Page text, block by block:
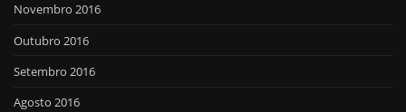
Novembro 2016
Outubro 2016
Setembro 2016
Agosto 2016